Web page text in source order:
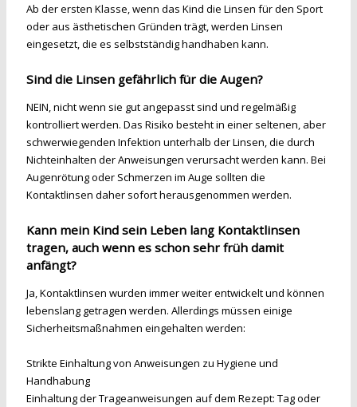
Ab der ersten Klasse, wenn das Kind die Linsen für den Sport
oder aus ästhetischen Gründen trägt, werden Linsen
eingesetzt, die es selbstständig handhaben kann.
Sind die Linsen gefährlich für die Augen?
NEIN, nicht wenn sie gut angepasst sind und regelmäßig
kontrolliert werden. Das Risiko besteht in einer seltenen, aber
schwerwiegenden Infektion unterhalb der Linsen, die durch
Nichteinhalten der Anweisungen verursacht werden kann. Bei
Augenrötung oder Schmerzen im Auge sollten die
Kontaktlinsen daher sofort herausgenommen werden.
Kann mein Kind sein Leben lang Kontaktlinsen
tragen, auch wenn es schon sehr früh damit
anfängt?
Ja, Kontaktlinsen wurden immer weiter entwickelt und können
lebenslang getragen werden. Allerdings müssen einige
Sicherheitsmaßnahmen eingehalten werden:
Strikte Einhaltung von Anweisungen zu Hygiene und
Handhabung
Einhaltung der Trageanweisungen auf dem Rezept: Tag oder